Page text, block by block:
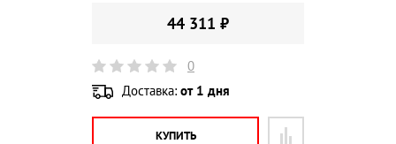
44 311 ₽
0
Доставка: от 1 дня
КУПИТЬ